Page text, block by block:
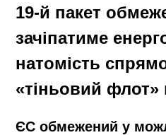
19-й пакет
зачіпатиме
натомість
«тіньовий флот»
ЄС обмежений у